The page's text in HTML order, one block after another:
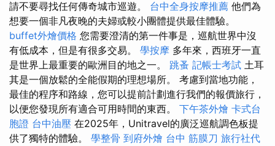
請不要尋找任何傳奇城市巡遊。 台中全身按摩推薦 他們為
想要一個非凡夜晚的夫婦或較小團體提供最佳體驗。
buffet外燴價格 您需要澄清的第一件事是，巡航世界中沒
有低成本，但是有很多交易。 學按摩 多年來，西班牙一直
是世界上最重要的歐洲目的地之一。 跳蚤 記帳士考試 土耳
其是一個放鬆的全能假期的理想場所。 考慮到當地功能，
最佳的程序和路線，您可以提前計劃進行我們的報價旅行，
以便您發現所有適合可用時間的東西。 下午茶外燴 卡式台
胞證 台中油壓 在2025年，Unitravel的廣泛巡航調色板提
供了獨特的體驗。 學整骨 到府外燴 台中 筋膜刀 旅行社代